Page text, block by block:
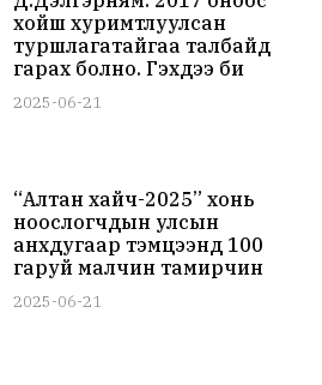
хойш хуримтлуулсан
туршлагатайгаа талбайд
гарах болно. Гэхдээ би
Майкл Жордан, Леброн
жеймс биш
2025-06-21
“Алтан хайч-2025” хонь
ноослогчдын улсын
анхдугаар тэмцээнд 100
гаруй малчин тамирчин
оролцож байна
2025-06-21